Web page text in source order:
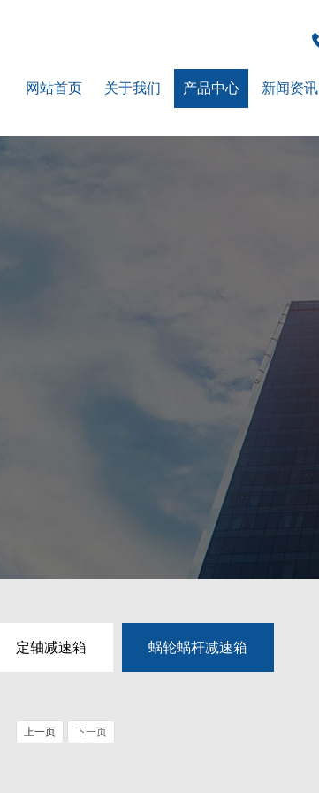
网站首页 关于我们 产品中心 新闻资讯
定轴减速箱 蜗轮蜗杆减速箱
上一页 下一页